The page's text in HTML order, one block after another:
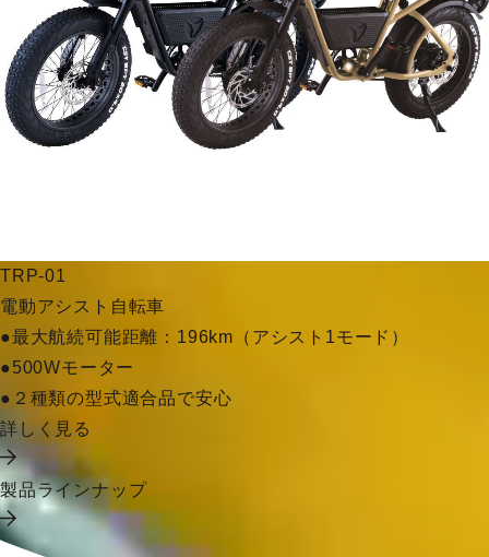
TRP-01
電動アシスト自転車
●最大航続可能距離：196km（アシスト1モード）
●500Wモーター
●２種類の型式適合品で安心
詳しく見る
製品ラインナップ